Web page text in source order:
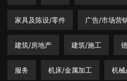
家具及陈设/零件 广告/市场营
建筑/房地产 建筑/施工
服务 机床/金属加工 机